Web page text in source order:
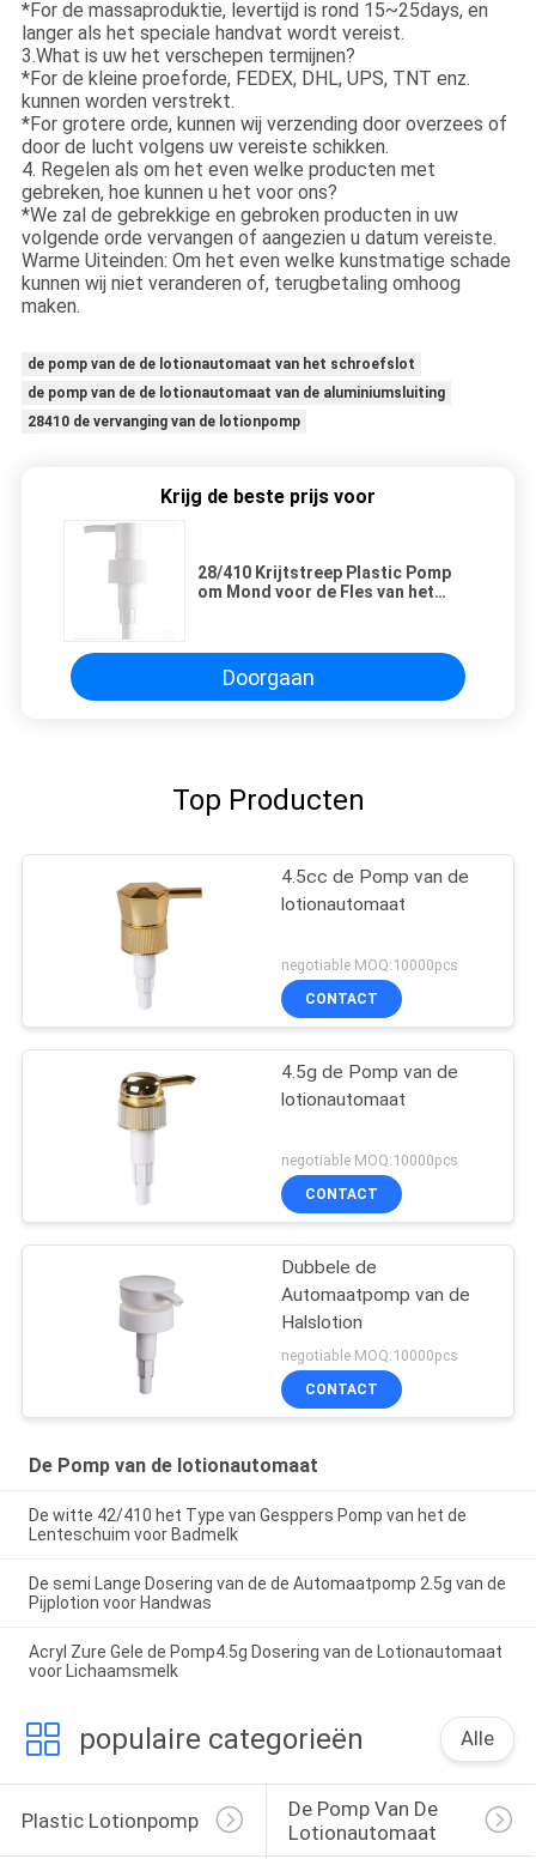
*For de massaproduktie, levertijd is rond 15~25days, en
langer als het speciale handvat wordt vereist.
3.What is uw het verschepen termijnen?
*For de kleine proeforde, FEDEX, DHL, UPS, TNT enz.
kunnen worden verstrekt.
*For grotere orde, kunnen wij verzending door overzees of
door de lucht volgens uw vereiste schikken.
4. Regelen als om het even welke producten met
gebreken, hoe kunnen u het voor ons?
*We zal de gebrekkige en gebroken producten in uw
volgende orde vervangen of aangezien u datum vereiste.
Warme Uiteinden: Om het even welke kunstmatige schade
kunnen wij niet veranderen of, terugbetaling omhoog
maken.
de pomp van de de lotionautomaat van het schroefslot
de pomp van de de lotionautomaat van de aluminiumsluiting
28410 de vervanging van de lotionpomp
Krijg de beste prijs voor
28/410 Krijtstreep Plastic Pomp
om Mond voor de Fles van het
Doorgaan
Top Producten
4.5cc de Pomp van de
lotionautomaat
negotiable MOQ:10000pcs
CONTACT
4.5g de Pomp van de
lotionautomaat
negotiable MOQ:10000pcs
CONTACT
Dubbele de
Automaatpomp van de
Halslotion
negotiable MOQ:10000pcs
CONTACT
De Pomp van de lotionautomaat
De witte 42/410 het Type van Gesppers Pomp van het de
Lenteschuim voor Badmelk
De semi Lange Dosering van de de Automaatpomp 2.5g van de
Pijplotion voor Handwas
Acryl Zure Gele de Pomp4.5g Dosering van de Lotionautomaat
voor Lichaamsmelk
populaire categorieën Alle
Plastic Lotionpomp
De Pomp Van De
Lotionautomaat